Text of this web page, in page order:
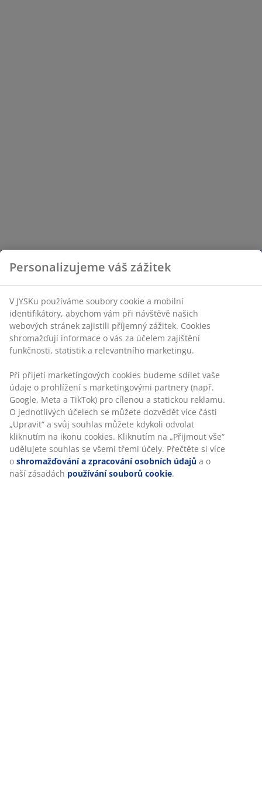
Personalizujeme váš zážitek
V JYSKu používáme soubory cookie a mobilní
identifikátory, abychom vám při návštěvě našich
webových stránek zajistili příjemný zážitek. Cookies
shromažďují informace o vás za účelem zajištění
funkčnosti, statistik a relevantního marketingu.
Při přijetí marketingových cookies budeme sdílet vaše
údaje o prohlížení s marketingovými partnery (např.
Google, Meta a TikTok) pro cílenou a statickou reklamu.
O jednotlivých účelech se můžete dozvědět více části
„Upravit“ a svůj souhlas můžete kdykoli odvolat
kliknutím na ikonu cookies. Kliknutím na „Přijmout vše“
udělujete souhlas se všemi třemi účely. Přečtěte si více
o shromažďování a zpracování osobních údajů a o
naší zásadách používání souborů cookie.